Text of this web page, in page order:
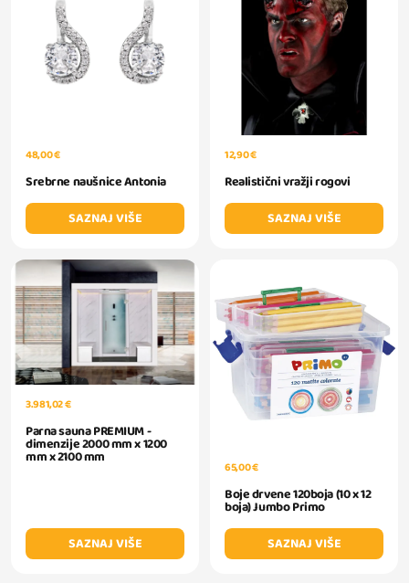
48,00 €
Srebrne naušnice Antonia
SAZNAJ VIŠE
12,90 €
Realistični vražji rogovi
SAZNAJ VIŠE
3.981,02 €
Parna sauna PREMIUM -
dimenzije 2000 mm x 1200
mm x 2100 mm
SAZNAJ VIŠE
65,00 €
Boje drvene 120boja (10 x 12
boja) Jumbo Primo
SAZNAJ VIŠE